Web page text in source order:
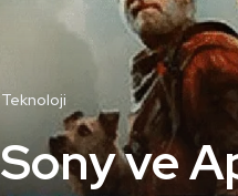
Teknoloji
Sony ve